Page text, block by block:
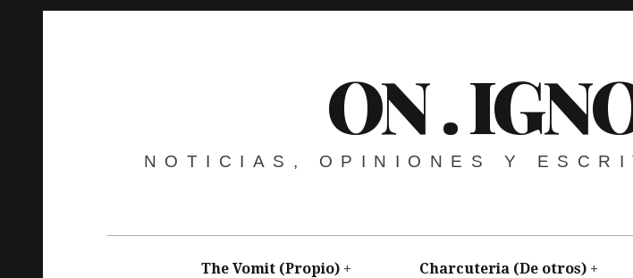
ON .
NOTICIAS, OPINIONES Y
The Vomit (Propio) Charcuteria (De otros)